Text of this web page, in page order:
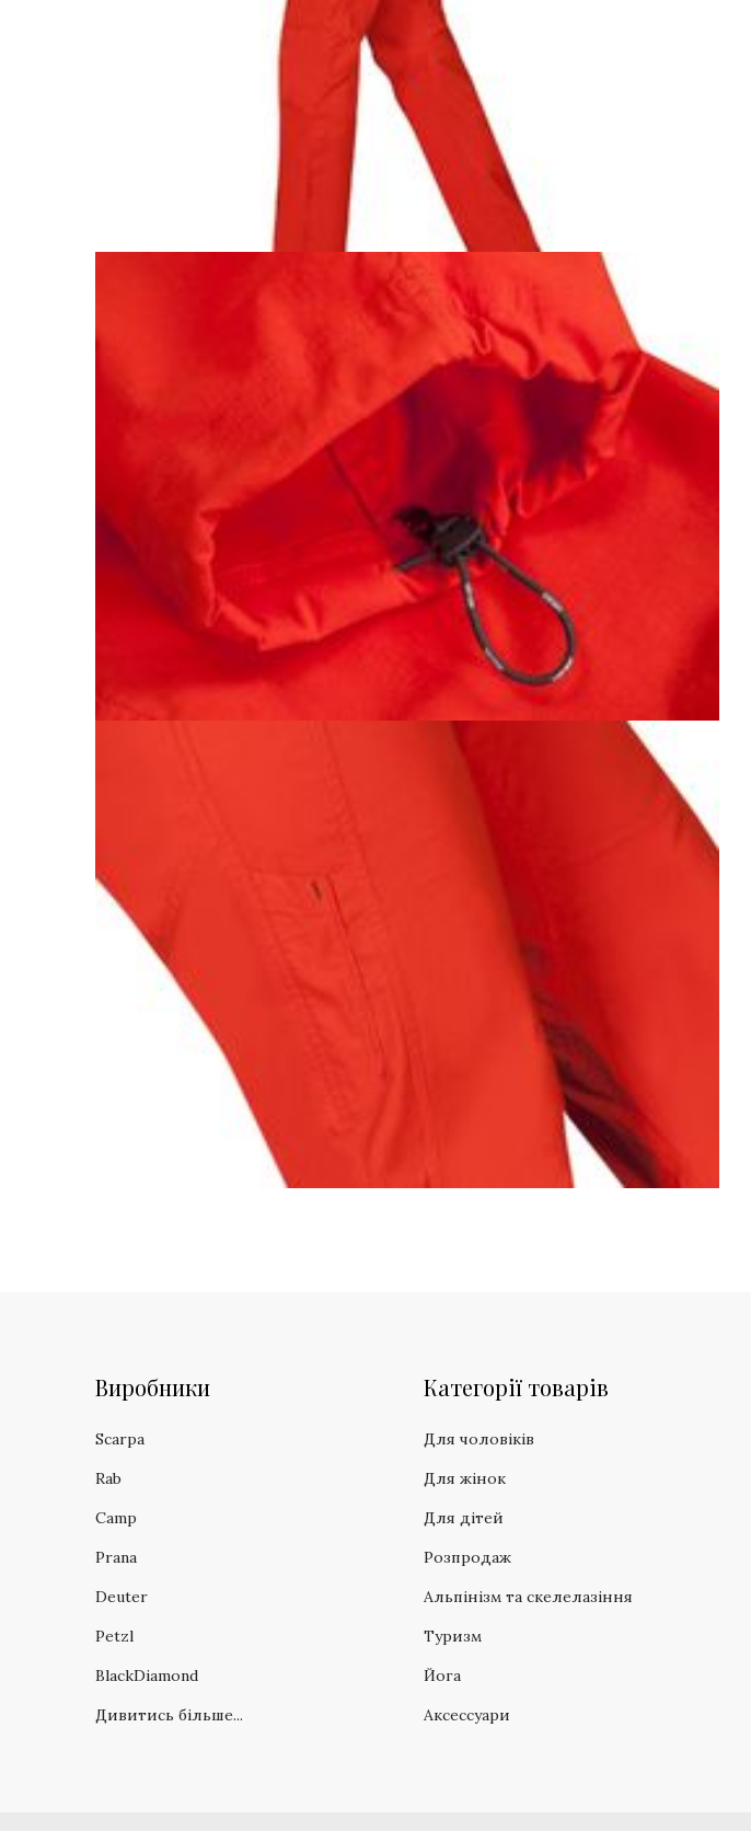
Виробники
Scarpa
Rab
Camp
Prana
Deuter
Petzl
BlackDiamond
Дивитись більше...
Категорії товарів
Для чоловіків
Для жінок
Для дітей
Розпродаж
Альпінізм та скелелазіння
Туризм
Йога
Аксессуари